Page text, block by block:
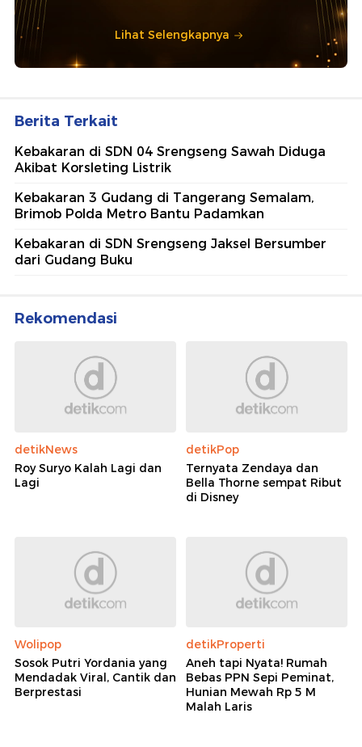
Lihat Selengkapnya
Berita Terkait
Kebakaran di SDN 04 Srengseng Sawah Diduga
Akibat Korsleting Listrik
Kebakaran 3 Gudang di Tangerang Semalam,
Brimob Polda Metro Bantu Padamkan
Kebakaran di SDN Srengseng Jaksel Bersumber
dari Gudang Buku
Rekomendasi
detikNews
Roy Suryo Kalah Lagi dan
Lagi
detikPop
Ternyata Zendaya dan
Bella Thorne sempat Ribut
di Disney
Wolipop
Sosok Putri Yordania yang
Mendadak Viral, Cantik dan
Berprestasi
detikProperti
Aneh tapi Nyata! Rumah
Bebas PPN Sepi Peminat,
Hunian Mewah Rp 5 M
Malah Laris